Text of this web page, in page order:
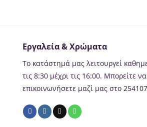
Εργαλεία & Χρώματα
Το κατάστημά μας λειτουργεί
τις 8:30 μέχρι τις 16:00. Μπορείτε να
επικοινωνήσετε μαζί μας στο